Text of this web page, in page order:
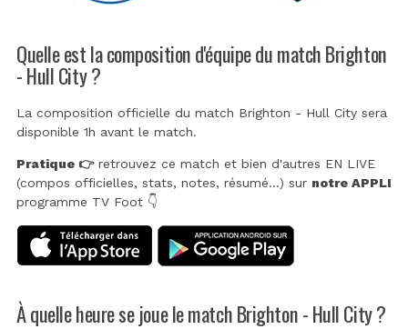
Quelle est la composition d'équipe du match Brighton
- Hull City ?
La composition officielle du match Brighton - Hull City sera
disponible 1h avant le match.
Pratique 👉retrouvez ce match et bien d'autres EN LIVE
(compos officielles, stats, notes, résumé...) sur notre APPLI
programme TV Foot 👇
À quelle heure se joue le match Brighton - Hull City ?